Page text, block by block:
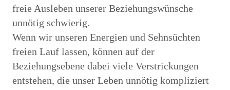
freie Ausleben unserer Beziehungswünsche
unnötig schwierig.
Wenn wir unseren Energien und Sehnsüchten
freien Lauf lassen, können auf der
Beziehungsebene dabei viele Verstrickungen
entstehen, die unser Leben unnötig kompliziert